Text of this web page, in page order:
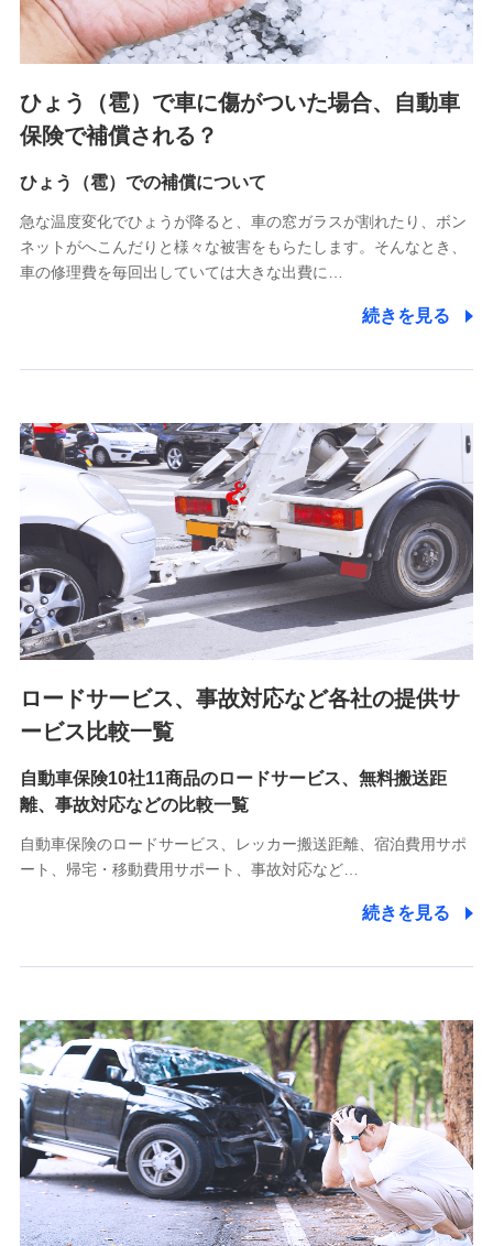
各種セミナーの案内、開催のため
上記に係る連絡・手続き・管理等付帯業務を行うため
4.家族・友達紹介にて取得した個人情報
被紹介者への連絡、及び当社と取引のあるもしくは委託を受
けている保険会社・提携会社の保険その他に関する情報を提
供し、金融商品等の契約を勧奨するため
アンケートやキャンペーン等の実施のため
上記に係る連絡・手続き・管理等付帯業務を行うため
5.通話録音にて取得する情報
7.社員（従業者）の個人情報
人事･勤怠･健康・労務等の管理、給与支給、福利厚生・採用
退職関連処理等の各種手続きのため、当社と従業員または従
業員同士の連絡のため
8.取引先個人情報
取引先としての選定業務、営業情報の提供業務、契約締結手
続き業務、取引管理業務、およびこれらに準ずる業務の遂行
のため
9.お問い合わせ情報
各種お問い合わせに対応するため
10.受託業務の 個人情報
受託業務の遂行およびこれらに準ずる業務の遂行のため
11.マイカー通勤管理クラウド並びに法人向けASPサー
をお送りするため
分析するため
当社の対応品質向上やお問い合わせ内容の正確な把握のため
個人情報保護管理者の職名、連絡先
株式会社ドコモ・インシュアランス 営業部長
〒103-0013 東京都中央区日本橋人形町2-14-10 アーバン
ネット日本橋ビル 3F
株式会社ドコモ・インシュアランス
個人情報の第三者提供について
ひょう（雹）で車に傷がついた場合、自動車
保険で補償される？
ひょう（雹）での補償について
急な温度変化でひょうが降ると、車の窓ガラスが割れたり、ボン
ネットがへこんだりと様々な被害をもらたします。そんなとき、
車の修理費を毎回出していては大きな出費に…
続きを見る
ロードサービス、事故対応など各社の提供サ
ービス比較一覧
自動車保険10社11商品のロードサービス、無料搬送距
離、事故対応などの比較一覧
自動車保険のロードサービス、レッカー搬送距離、宿泊費用サポ
ート、帰宅・移動費用サポート、事故対応など…
続きを見る